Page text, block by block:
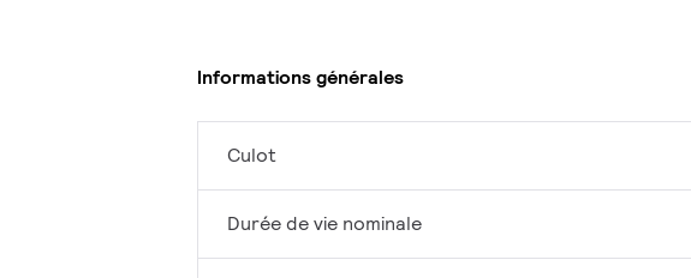
Informations générales
Culot
Durée de vie nominale